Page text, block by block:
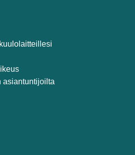
asiantuntijoilta